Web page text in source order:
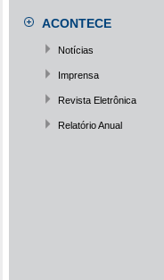
ACONTECE
Notícias
Imprensa
Revista Eletrônica
Relatório Anual